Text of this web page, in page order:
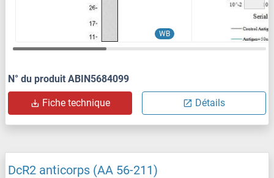
WB
N° du produit ABIN5684099
Fiche technique Détails
DcR2 anticorps (AA 56-211)